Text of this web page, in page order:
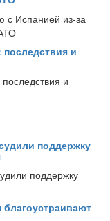
и
поддержку